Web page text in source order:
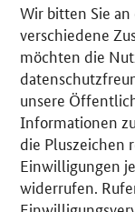
Wir bitten Sie
verschiedene
möchten die
unsere
Informationen
die Pluszeichen
Einwilligungen
widerrufen.